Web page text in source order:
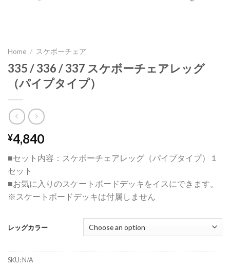
Home / スケボーチェア
335 / 336 / 337 スケボーチェアレッグ
（パイプタイプ）
¥4,840
■セット内容：スケボーチェアレッグ（パイプタイプ）１
セット
■お気に入りのスケートボードデッキをイスにできます。
※スケートボードデッキは付属しません
レッグカラー
SKU:N/A